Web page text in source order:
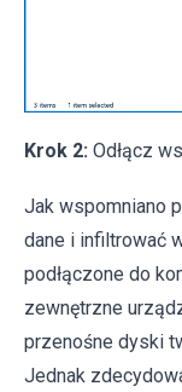
Krok 2: Odłącz
Jak wspomniano
dane i infiltrować
podłączone do
zewnętrzne
przenośne dyski
Jednak